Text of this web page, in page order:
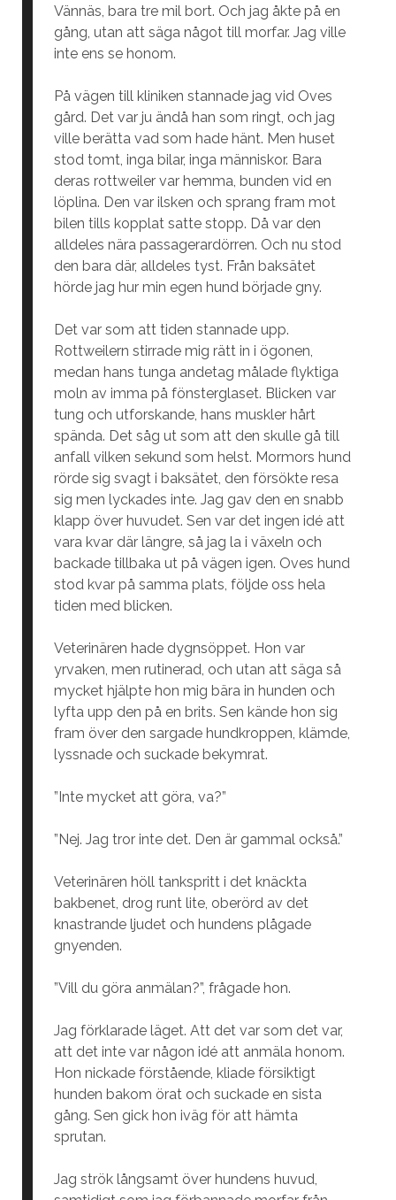
Vännäs, bara tre mil bort. Och jag åkte på en
gång, utan att säga något till morfar. Jag ville
inte ens se honom.
På vägen till kliniken stannade jag vid Oves
gård. Det var ju ändå han som ringt, och jag
ville berätta vad som hade hänt. Men huset
stod tomt, inga bilar, inga människor. Bara
deras rottweiler var hemma, bunden vid en
löplina. Den var ilsken och sprang fram mot
bilen tills kopplat satte stopp. Då var den
alldeles nära passagerardörren. Och nu stod
den bara där, alldeles tyst. Från baksätet
hörde jag hur min egen hund började gny.
Det var som att tiden stannade upp.
Rottweilern stirrade mig rätt in i ögonen,
medan hans tunga andetag målade flyktiga
moln av imma på fönsterglaset. Blicken var
tung och utforskande, hans muskler hårt
spända. Det såg ut som att den skulle gå till
anfall vilken sekund som helst. Mormors hund
rörde sig svagt i baksätet, den försökte resa
sig men lyckades inte. Jag gav den en snabb
klapp över huvudet. Sen var det ingen idé att
vara kvar där längre, så jag la i växeln och
backade tillbaka ut på vägen igen. Oves hund
stod kvar på samma plats, följde oss hela
tiden med blicken.
Veterinären hade dygnsöppet. Hon var
yrvaken, men rutinerad, och utan att säga så
mycket hjälpte hon mig bära in hunden och
lyfta upp den på en brits. Sen kände hon sig
fram över den sargade hundkroppen, klämde,
lyssnade och suckade bekymrat.
”Inte mycket att göra, va?”
”Nej. Jag tror inte det. Den är gammal också.”
Veterinären höll tankspritt i det knäckta
bakbenet, drog runt lite, oberörd av det
knastrande ljudet och hundens plågade
gnyenden.
”Vill du göra anmälan?”, frågade hon.
Jag förklarade läget. Att det var som det var,
att det inte var någon idé att anmäla honom.
Hon nickade förstående, kliade försiktigt
hunden bakom örat och suckade en sista
gång. Sen gick hon iväg för att hämta
sprutan.
Jag strök långsamt över hundens huvud,